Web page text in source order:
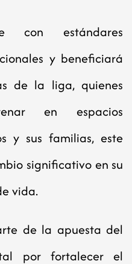
con estándares
y beneficiará
de la liga, quienes
en espacios
y sus familias, este
significativo en su
vida.
de la apuesta del
por fortalecer el